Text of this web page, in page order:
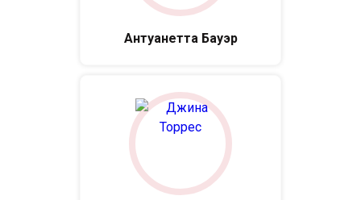
Антуанетта Бауэр